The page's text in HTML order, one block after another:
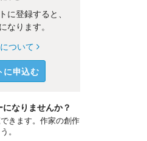
登録すると、
なります。
ついて
に申込む
なりませんか？
きます。作家の創作
。